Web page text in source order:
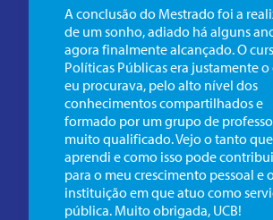
A conclusão do Mestrado foi a
de um sonho, adiado há alguns
agora finalmente alcançado. O
Políticas Públicas era justamente
eu procurava, pelo alto nível dos
conhecimentos compartilhados e
formado por um grupo de
muito qualificado. Vejo o tanto que
aprendi e como isso pode
para o meu crescimento pessoal e
instituição em que atuo como
pública. Muito obrigada, UCB!